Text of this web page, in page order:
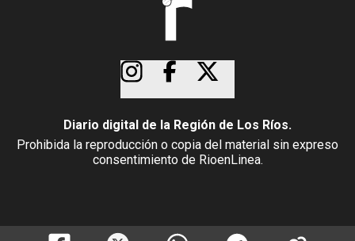
Diario digital de la Región de Los Ríos.
Prohibida la reproducción o copia del material sin expreso
consentimiento de RioenLinea.